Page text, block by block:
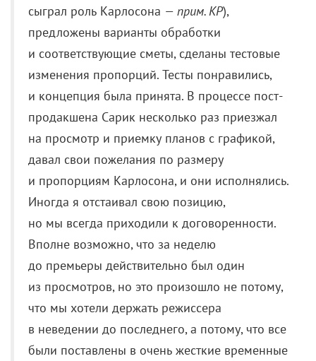
продакшена Сарик несколько раз приезжал
на просмотр и приемку планов с графикой,
давал свои пожелания по размеру
и пропорциям Карлосона, и они исполнялись.
Иногда я отстаивал свою позицию,
но мы всегда приходили к договоренности.
Вполне возможно, что за неделю
до премьеры действительно был один
из просмотров, но это произошло не потому,
что мы хотели держать режиссера
в неведении до последнего, а потому, что все
были поставлены в очень жесткие временные
рамки».